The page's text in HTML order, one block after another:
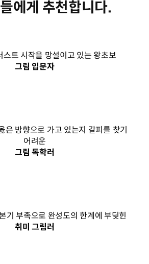
에게 추천합니다.
스트 시작을 망설이고 있는 왕초보
그림 입문자
은 방향으로 가고 있는지 갈피를 찾기
어려운
그림 독학러
기 부족으로 완성도의 한계에 부딪힌
취미 그림러